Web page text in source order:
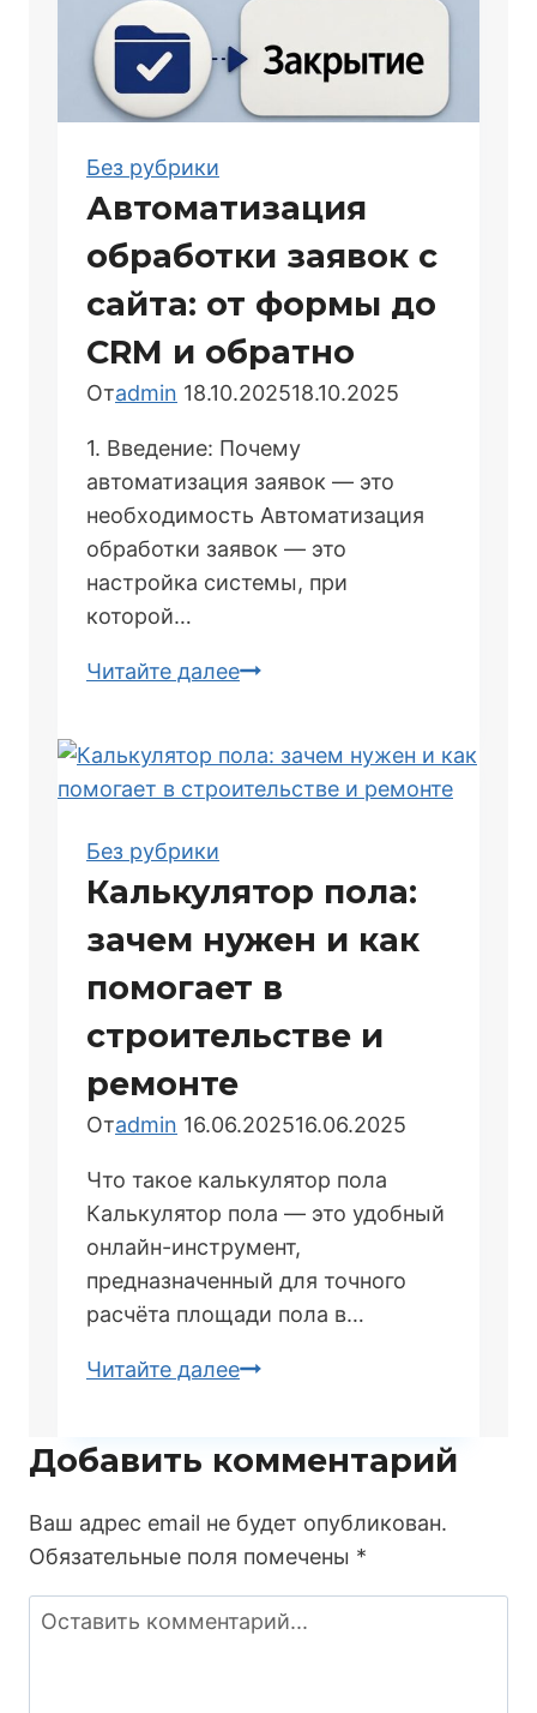
Без рубрики
Автоматизация
обработки заявок с
сайта: от формы до
CRM и обратно
Отadmin 18.10.202518.10.2025
1. Введение: Почему
автоматизация заявок — это
необходимость Автоматизация
обработки заявок — это
настройка системы, при
которой…
Читайте далееАвтоматизация
с
сайта:
до
CRM
обратно
Без рубрики
Калькулятор пола:
зачем нужен и как
помогает в
строительстве и
ремонте
Отadmin 16.06.202516.06.2025
Что такое калькулятор пола
Калькулятор пола — это удобный
онлайн-инструмент,
предназначенный для точного
расчёта площади пола в…
Читайте далееКалькулятор
нужен
как
помогает
в
строительстве
Добавить комментарий
Ваш адрес email не будет опубликован.
Обязательные поля помечены *